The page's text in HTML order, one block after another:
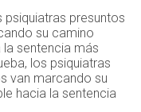
psiquiatras presuntos
su camino
sentencia más
los psiquiatras
van marcando su
hacia la sentencia